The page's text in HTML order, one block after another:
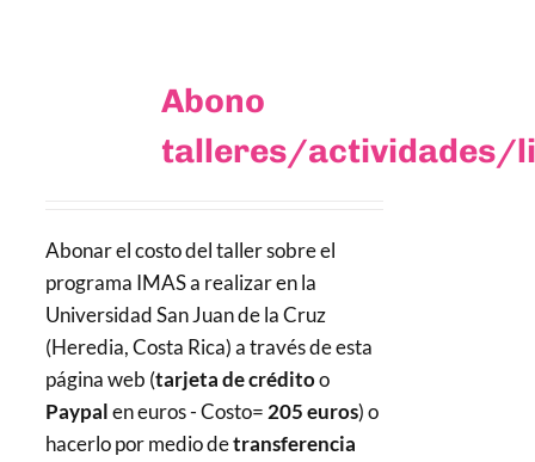
Abono
talleres/actividades/
Abonar el costo del taller sobre el
programa IMAS a realizar en la
Universidad San Juan de la Cruz
(Heredia, Costa Rica) a través de esta
página web (tarjeta de créditoo
Paypalen euros - Costo=205 euros) o
hacerlo por medio detransferencia